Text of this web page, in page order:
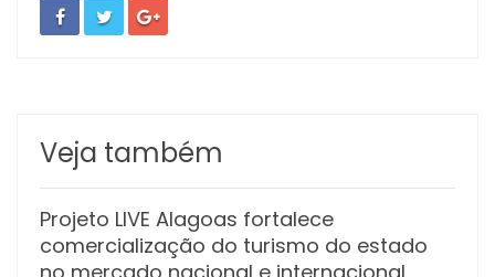
Veja também
Projeto LIVE Alagoas fortalece
comercialização do turismo do estado